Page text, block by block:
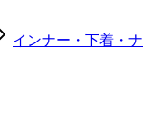
インナー・下着・ナ